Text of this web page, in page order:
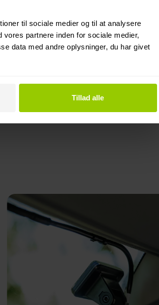
til sociale medier og til at analysere
partnere inden for sociale medier,
data med andre oplysninger, du har givet
Tillad alle